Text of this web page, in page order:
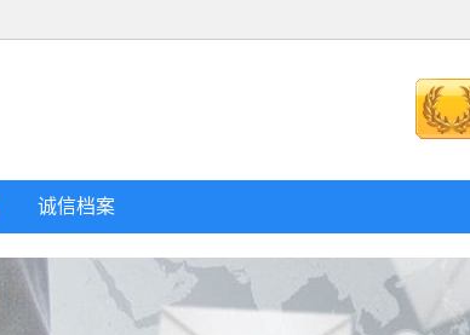
诚信档案